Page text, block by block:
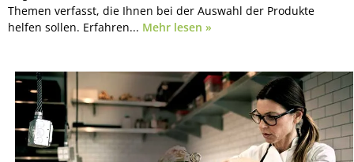
Themen verfasst, die Ihnen bei der Auswahl der Produkte
helfen sollen. Erfahren... Mehr lesen »